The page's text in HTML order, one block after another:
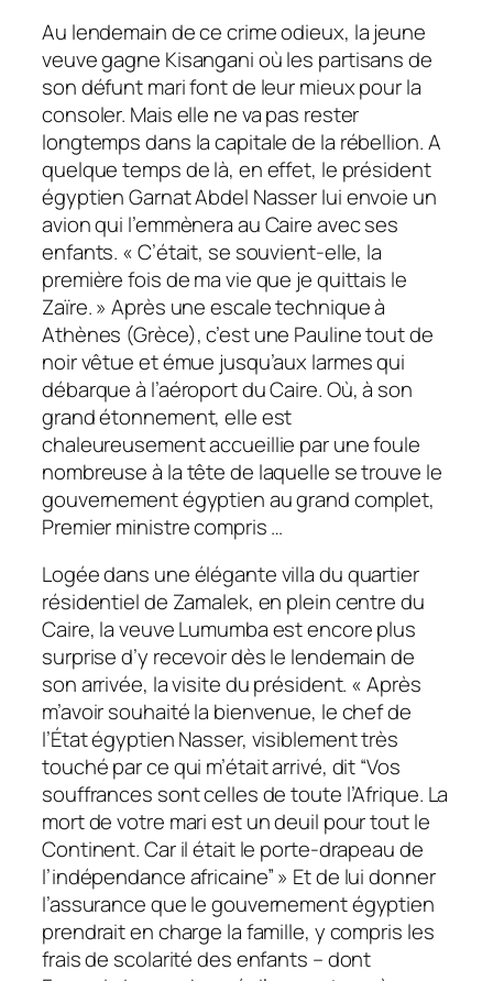
Au lendemain de ce crime odieux, la jeune
veuve gagne Kisangani où les partisans de
son défunt mari font de leur mieux pour la
consoler. Mais elle ne va pas rester
longtemps dans la capitale de la rébellion. A
quelque temps de là, en effet, le président
égyptien Garnat Abdel Nasser lui envoie un
avion qui l’emmènera au Caire avec ses
enfants. « C’était, se souvient-elle, la
première fois de ma vie que je quittais le
Zaïre. » Après une escale technique à
Athènes (Grèce), c’est une Pauline tout de
noir vêtue et émue jusqu’aux larmes qui
débarque à l’aéroport du Caire. Où, à son
grand étonnement, elle est
chaleureusement accueillie par une foule
nombreuse à la tête de laquelle se trouve le
gouvernement égyptien au grand complet,
Premier ministre compris …
Logée dans une élégante villa du quartier
résidentiel de Zamalek, en plein centre du
Caire, la veuve Lumumba est encore plus
surprise d’y recevoir dès le lendemain de
son arrivée, la visite du président. « Après
m’avoir souhaité la bienvenue, le chef de
l’État égyptien Nasser, visiblement très
touché par ce qui m’était arrivé, dit “Vos
souffrances sont celles de toute l’Afrique. La
mort de votre mari est un deuil pour tout le
Continent. Car il était le porte-drapeau de
l’indépendance africaine” » Et de lui donner
l’assurance que le gouvernement égyptien
prendrait en charge la famille, y compris les
frais de scolarité des enfants – dont